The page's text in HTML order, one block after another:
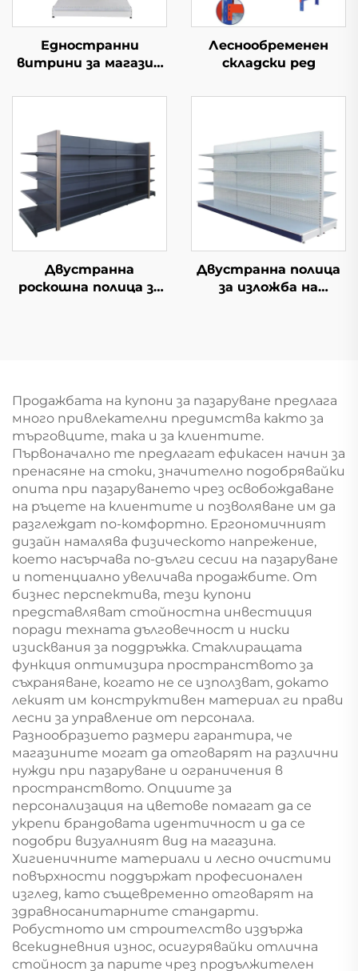
Едностранни
витрини за магазин
Леснообременен
складски ред
Двустранна
роскошна полица за
Двустранна полица
за изложба на
Продажбата на купони за пазаруване предлага
много привлекателни предимства както за
търговците, така и за клиентите.
Първоначално те предлагат ефикасен начин за
пренасяне на стоки, значително подобрявайки
опита при пазаруването чрез освобождаване
на ръцете на клиентите и позволяване им да
разглеждат по-комфортно. Ергономичният
дизайн намалява физическото напрежение,
което насърчава по-дълги сесии на пазаруване
и потенциално увеличава продажбите. От
бизнес перспектива, тези купони
представляват стойностна инвестиция
поради техната дълговечност и ниски
изисквания за поддръжка. Стаклиращата
функция оптимизира пространството за
съхраняване, когато не се използват, докато
лекият им конструктивен материал ги прави
лесни за управление от персонала.
Разнообразието размери гарантира, че
магазините могат да отговарят на различни
нужди при пазаруване и ограничения в
пространството. Опциите за
персонализация на цветове помагат да се
укрепи брандовата идентичност и да се
подобри визуалният вид на магазина.
Хигиеничните материали и лесно очистими
повърхности поддържат професионален
изглед, като същевременно отговарят на
здравносанитарните стандарти.
Робустното им строителство издържа
всекидневния износ, осигурявайки отлична
стойност за парите чрез продължителен